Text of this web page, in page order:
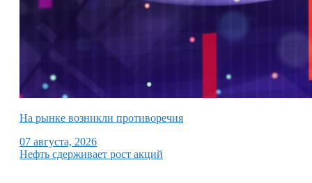
На рынке возникли противоречия
07 августа, 2026
Нефть сдерживает рост акций